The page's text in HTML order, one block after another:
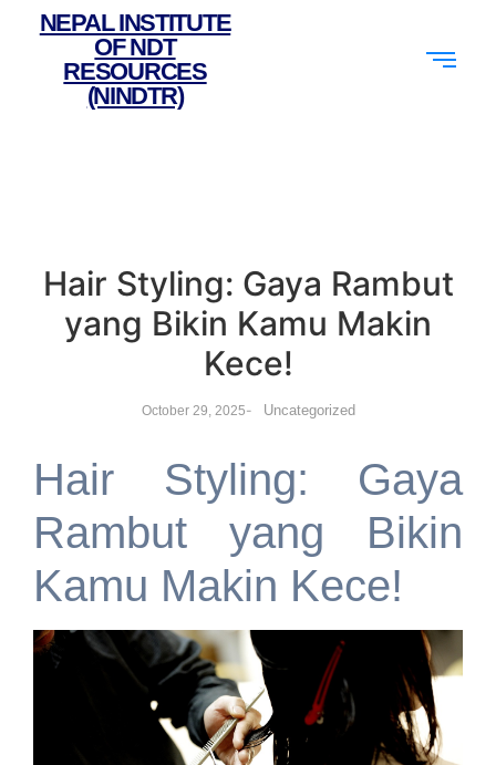
NEPAL INSTITUTE
OF NDT
RESOURCES
(NINDTR)
Hair Styling: Gaya Rambut
yang Bikin Kamu Makin
Kece!
October 29, 2025- Uncategorized
Hair Styling: Gaya
Rambut yang Bikin
Kamu Makin Kece!